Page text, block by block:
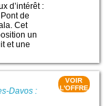
d’intérêt :
de
Cet
un
et une
Davos :
VOIR
L'OFFRE